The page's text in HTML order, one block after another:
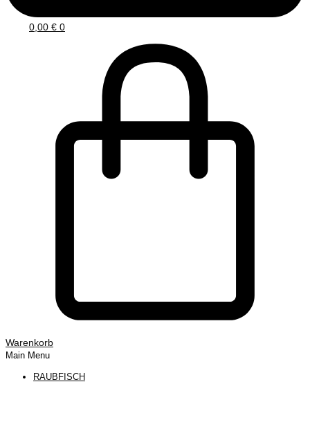
0,00 € 0
Warenkorb
Main Menu
RAUBFISCH